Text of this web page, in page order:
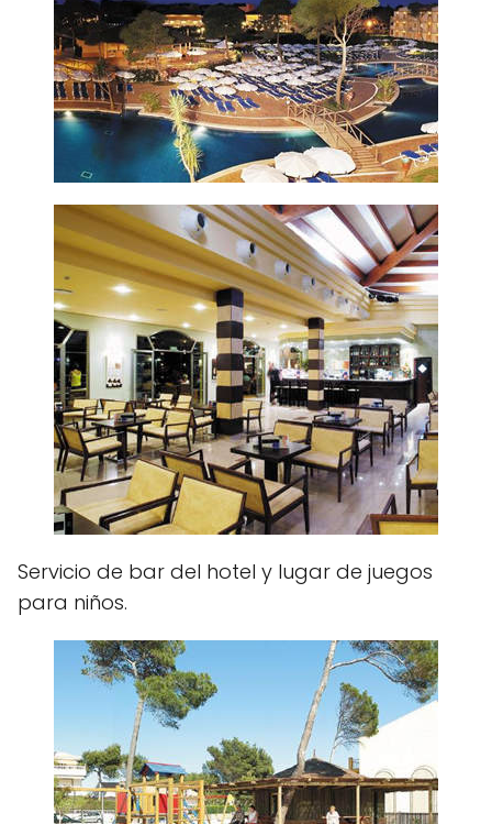
Servicio de bar del hotel y lugar de juegos
para niños.